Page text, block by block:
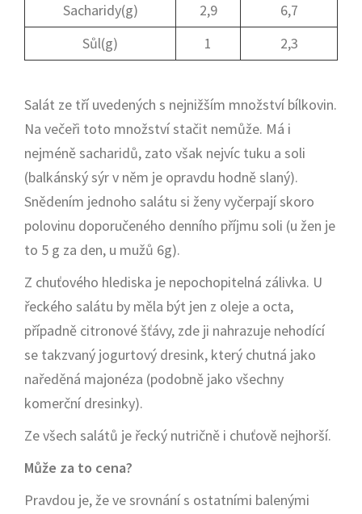
Sacharidy(g)
2,9
6,7
Sůl(g)
1 2,3
Salát ze tří uvedených s nejnižším množství bílkovin.
Na večeři toto množství stačit nemůže. Má i
nejméně sacharidů, zato však nejvíc tuku a soli
(balkánský sýr v něm je opravdu hodně slaný).
Snědením jednoho salátu si ženy vyčerpají skoro
polovinu doporučeného denního příjmu soli (u žen je
to 5 g za den, u mužů 6g).
Z chuťového hlediska je nepochopitelná zálivka. U
řeckého salátu by měla být jen z oleje a octa,
případně citronové šťávy, zde ji nahrazuje nehodící
se takzvaný jogurtový dresink, který chutná jako
naředěná majonéza (podobně jako všechny
komerční dresinky).
Ze všech salátů je řecký nutričně i chuťově nejhorší.
Může za to cena?
Pravdou je, že ve srovnání s ostatními balenými